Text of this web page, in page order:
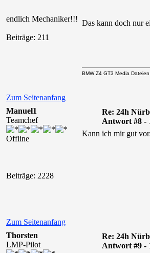
endlich Mechaniker!!!
Beiträge: 211
Das kann doch nur
Zum Seitenanfang
BMW Z4 GT3 Media
Manuel1
Teamchef
Offline
Beiträge: 2228
Re: 24h
Antwort #8 -
Kann ich mir gut
Zum Seitenanfang
Thorsten
LMP-Pilot
Re: 24h
Antwort #9 -